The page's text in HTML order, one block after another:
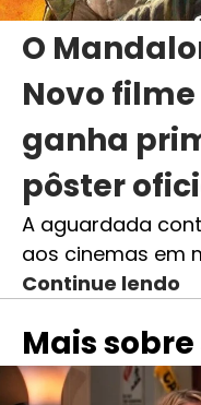
O
Novo
ganha
pôster
A aguardada
aos cinemas em
Continue lendo
Mais sobre